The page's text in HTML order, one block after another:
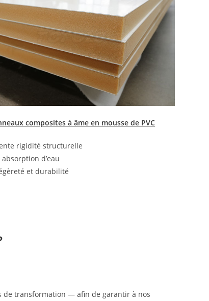
composites à âme en mousse de PVC
rigidité structurelle
absorption d’eau
et durabilité
de transformation — afin de garantir à nos